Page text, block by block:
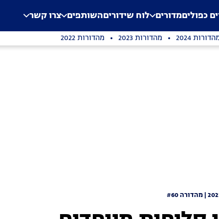
Application error: a
. כפוליםמדורים לוח שידוריםהשותפים צרו קשר
2024 מהדורות 2023 מהדורות 2022